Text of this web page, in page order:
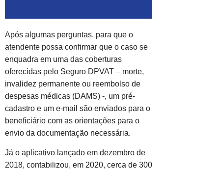
Após algumas perguntas, para que o
atendente possa confirmar que o caso se
enquadra em uma das coberturas
oferecidas pelo Seguro DPVAT – morte,
invalidez permanente ou reembolso de
despesas médicas (DAMS) -, um pré-
cadastro e um e-mail são enviados para o
beneficiário com as orientações para o
envio da documentação necessária.
Já o aplicativo lançado em dezembro de
2018, contabilizou, em 2020, cerca de 300